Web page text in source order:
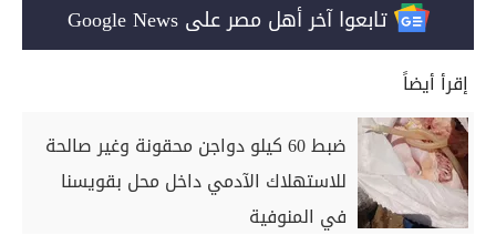
تابعوا آخر أهل مصر على Google News
إقرأ أيضاً
ضبط 60 كيلو دواجن محقونة وغير صالحة
للاستهلاك الآدمي داخل محل بقويسنا
في المنوفية